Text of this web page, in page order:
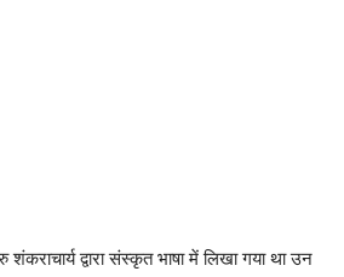
शंकराचार्य द्वारा संस्कृत भाषा में लिखा गया था उन